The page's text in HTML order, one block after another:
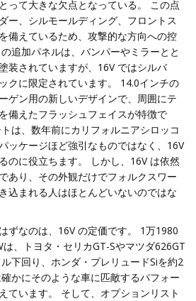
って大きな欠点となっている。 この点
ー、シルモールディング、フロントス
備えているため、攻撃的な方向への控
追加パネルは、バンパーやミラーとと
装されていますが、16V ではシルバ
クに限定されています。 14.0インチの
ゲン用の新しいデザインで、周囲にテ
備えたフラッシュフェイスが特徴で
は、数年前にカリフォルニアシロッコ
ッケージほど強引なものではなく、16V
のに役立ちます。 しかし、16V は依然
あり、その外観だけでフォルクスワー
込まれる人はほとんどいないのではな
ずなのは、16V の定価です。 1万1980
は、トヨタ・セリカGT-Sやマツダ626GT
下回り、ホンダ・プレリュードSiを約2
かにそのような車に匹敵するパフォー
ています。 そして、オプションリスト